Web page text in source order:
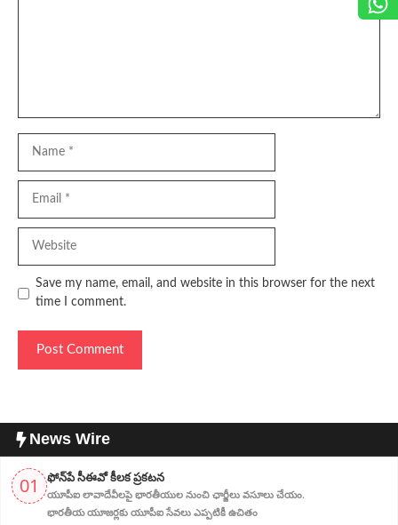
Save my name, email, and website in this browser for the next
time I comment.
News Wire
01 ఫోన్‌పే సీఈవో కీలక ప్రకటన
యూపీఐ లావాదేవీలపై భారతీయుల నుంచి ఛార్జీలు వసూలు చేయం.
భారతీయ యూజర్లకు యూపీఐ సేవలు ఎప్పటికీ ఉచితం